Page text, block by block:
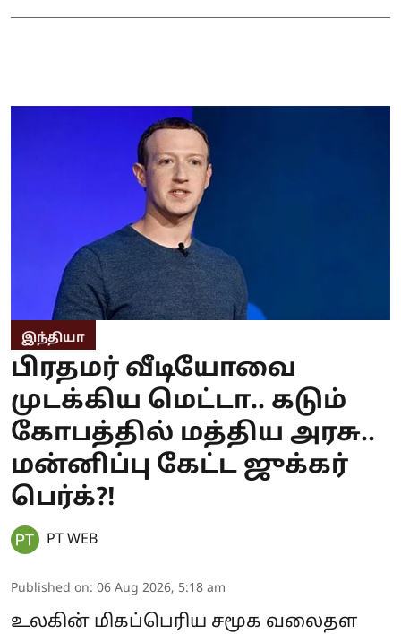
இந்தியா
பிரதமர் வீடியோவை
முடக்கிய மெட்டா.. கடும்
கோபத்தில் மத்திய அரசு..
மன்னிப்பு கேட்ட ஜுக்கர்
பெர்க்?!
PT WEB
Published on: 06 Aug 2026, 5:18 am
உலகின் மிகப்பெரிய சமூக வலைதள